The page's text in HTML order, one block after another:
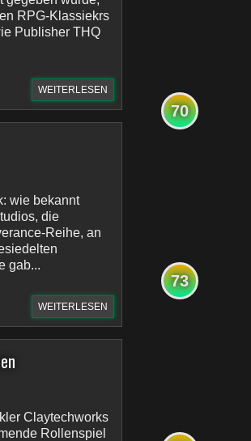
RPG-Klassiekrs
Publisher THQ
WEITERLESEN
wie bekannt
die
Reihe, an
gab...
WEITERLESEN
Claytechworks
Rollenspiel
70
73